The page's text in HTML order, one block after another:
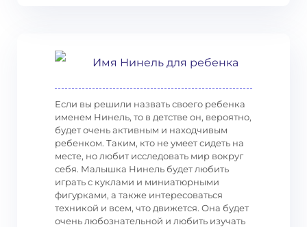
Имя Нинель для ребенка
Если вы решили назвать своего ребенка
именем Нинель, то в детстве он, вероятно,
будет очень активным и находчивым
ребенком. Таким, кто не умеет сидеть на
месте, но любит исследовать мир вокруг
себя. Малышка Нинель будет любить
играть с куклами и миниатюрными
фигурками, а также интересоваться
техникой и всем, что движется. Она будет
очень любознательной и любить изучать